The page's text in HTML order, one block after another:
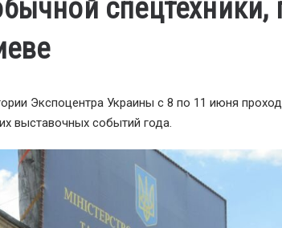
спецтехники,
Экспоцентра Украины с 8 по 11 июня
выставочных событий года.